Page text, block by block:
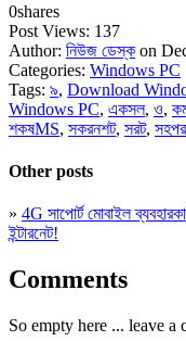
0shares
Post Views: 137
Author: নিউজ ডেস্ক on
Categories: Windows PC
Tags: ৯, Download
Windows PC, একসল, ও,
শকষMS, সকরনশট, সরট,
Other posts
» 4G সাপোর্ট মোবাইল
ইন্টারনেট!
Comments
So empty here ... leave a